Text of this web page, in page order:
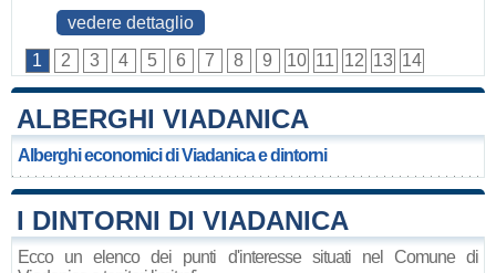
vedere dettaglio
1 2 3 4 5 6 7 8 9 10 11 12 13 14
ALBERGHI VIADANICA
Alberghi economici di Viadanica e dintorni
I DINTORNI DI VIADANICA
Ecco un elenco dei punti d'interesse situati nel Comune di